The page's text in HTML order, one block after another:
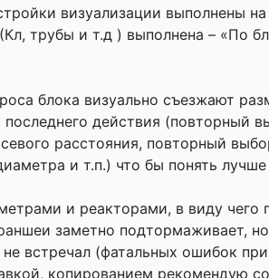
визуализации выполнены
трубы и т.д ) выполнена – «По
блока визуально съезжают
действия (повторный
расстояния, повторный
и т.п.) что бы понять
и реакторами, в виду чего
заметно подтормаживает,
встречал (фатальных ошибок
копированием рекомендую